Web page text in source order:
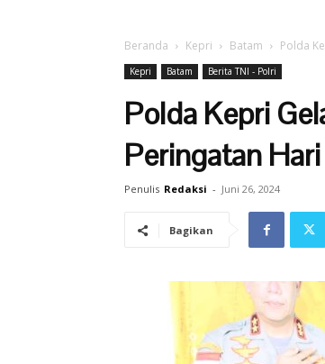
Beranda Kepri Batam Polda
Kepri Batam Berita TNI - Polri
Polda Kepri
Peringatan
Penulis Redaksi - Juni 26, 2024
Bagikan